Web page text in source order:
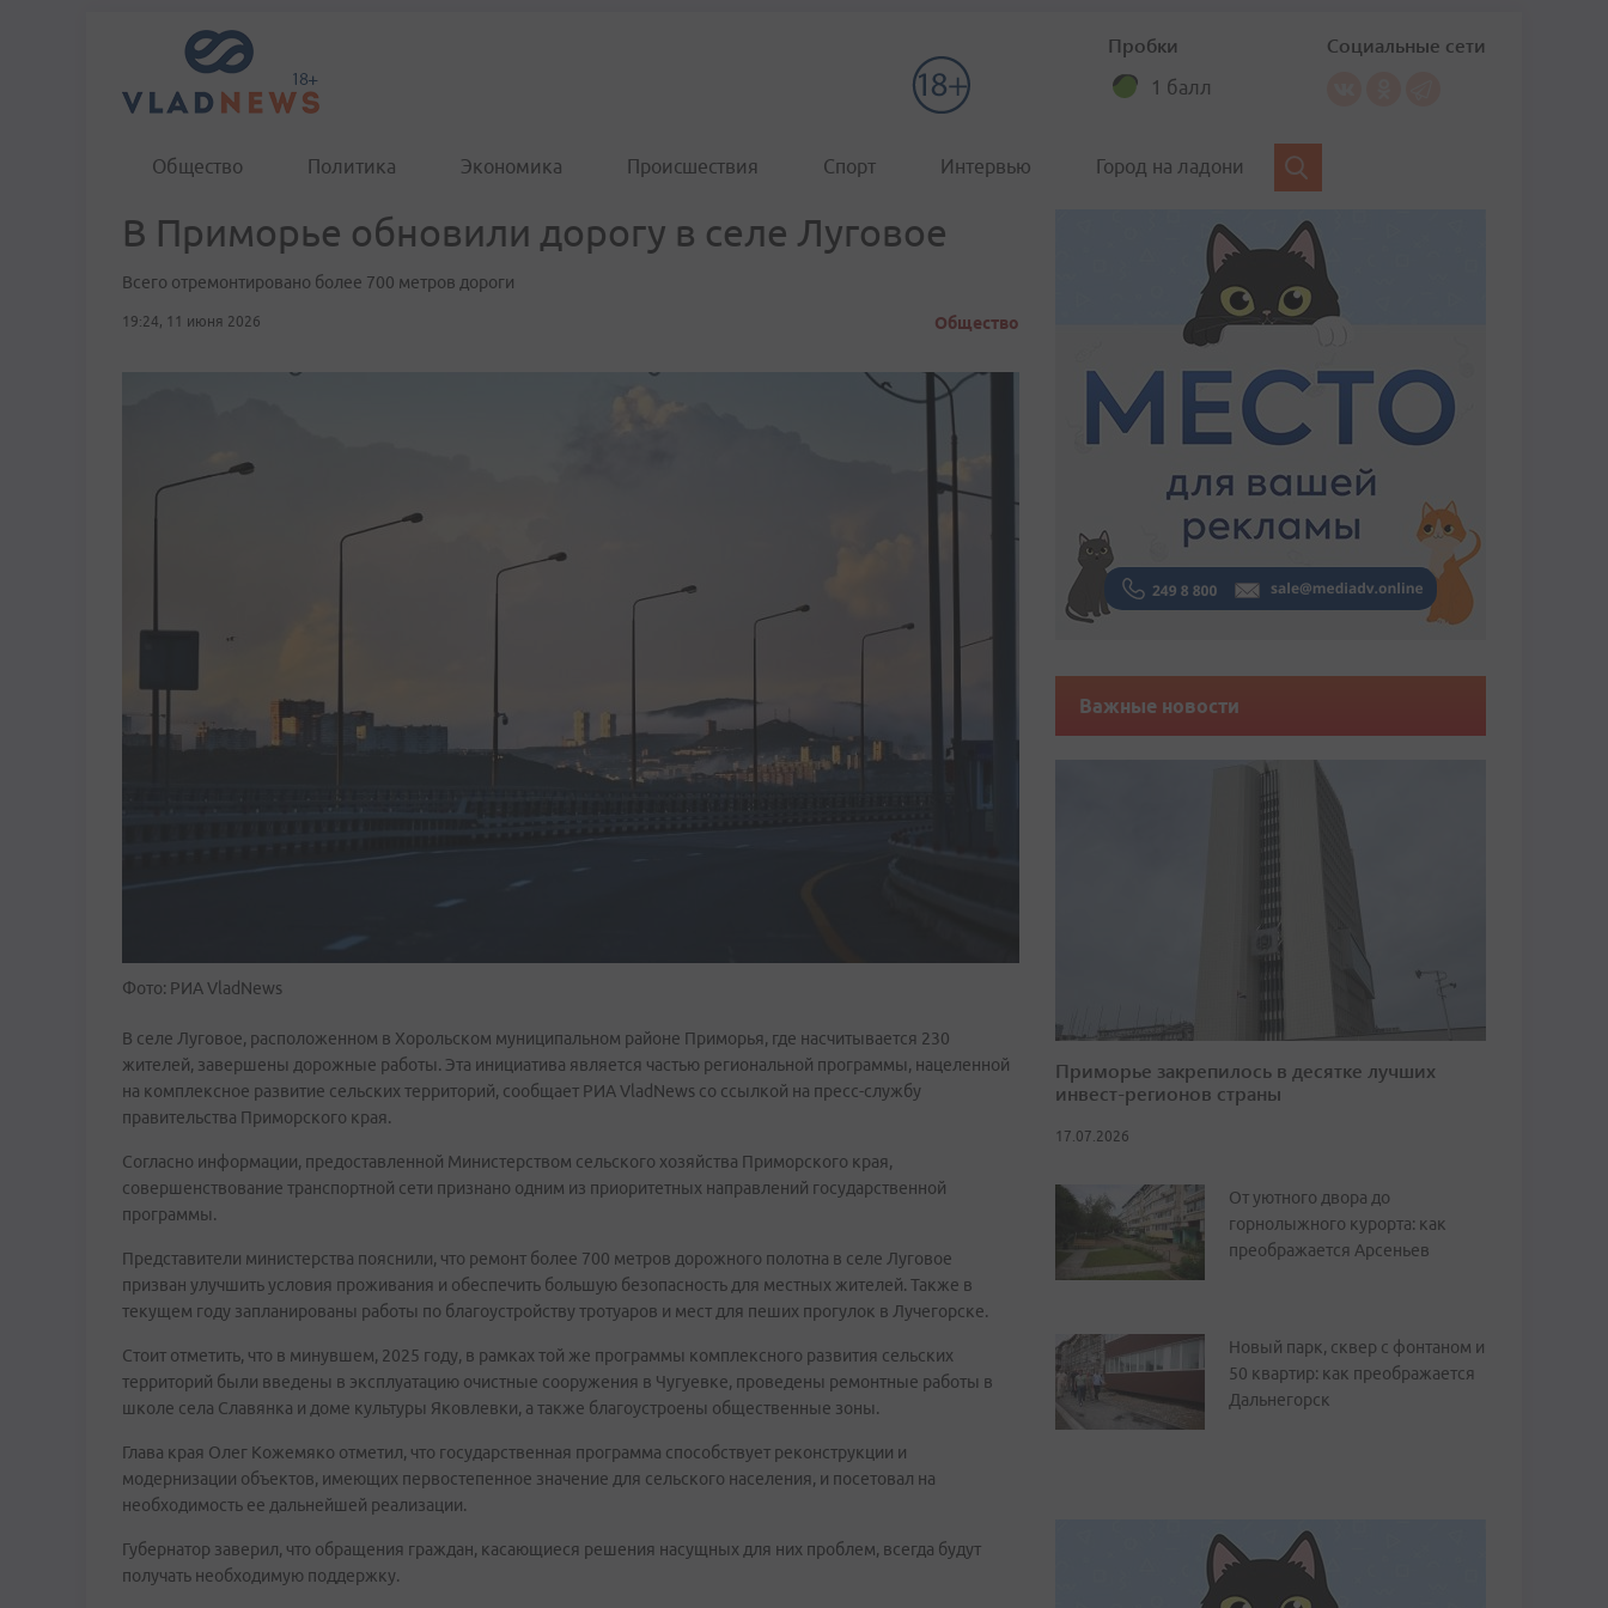
Пробки
1 балл
Социальные сети
Общество Политика Экономика Происшествия Спорт Интервью Город на ладони
В Приморье обновили дорогу в селе Луговое
Всего отремонтировано более 700 метров дороги
19:24, 11 июня 2026 Общество
Фото: РИА VladNews
В селе Луговое, расположенном в Хорольском муниципальном районе Приморья, где насчитывается 230
жителей, завершены дорожные работы. Эта инициатива является частью региональной программы, нацеленной
на комплексное развитие сельских территорий, сообщает РИА VladNews со ссылкой на пресс-службу
правительства Приморского края.
Согласно информации, предоставленной Министерством сельского хозяйства Приморского края,
совершенствование транспортной сети признано одним из приоритетных направлений государственной
программы.
Представители министерства пояснили, что ремонт более 700 метров дорожного полотна в селе Луговое
призван улучшить условия проживания и обеспечить большую безопасность для местных жителей. Также в
текущем году запланированы работы по благоустройству тротуаров и мест для пеших прогулок в Лучегорске.
Стоит отметить, что в минувшем, 2025 году, в рамках той же программы комплексного развития сельских
территорий были введены в эксплуатацию очистные сооружения в Чугуевке, проведены ремонтные работы в
школе села Славянка и доме культуры Яковлевки, а также благоустроены общественные зоны.
Глава края Олег Кожемяко отметил, что государственная программа способствует реконструкции и
модернизации объектов, имеющих первостепенное значение для сельского населения, и посетовал на
необходимость ее дальнейшей реализации.
Губернатор заверил, что обращения граждан, касающиеся решения насущных для них проблем, всегда будут
получать необходимую поддержку.
Важные новости
Приморье закрепилось в десятке лучших
инвест-регионов страны
17.07.2026
От уютного двора до
горнолыжного курорта: как
преображается Арсеньев
Новый парк, сквер с фонтаном и
50 квартир: как преображается
Дальнегорск